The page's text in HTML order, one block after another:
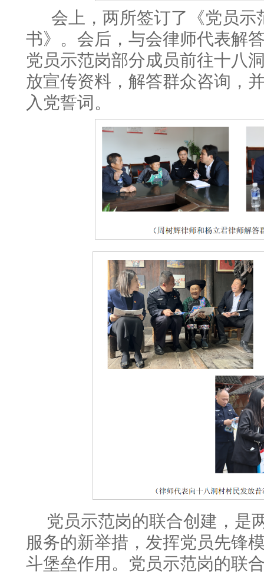
会上，两所签订了《党员示
书》。会后，与会律师代表解
党员示范岗部分成员前往十八
放宣传资料，解答群众咨询，
入党誓词。
党员示范岗的联合创建，是
服务的新举措，发挥党员先锋
斗堡垒作用。党员示范岗的联